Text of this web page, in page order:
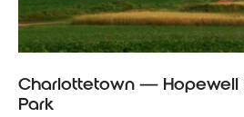
Charlottetown — Hopewell
Park